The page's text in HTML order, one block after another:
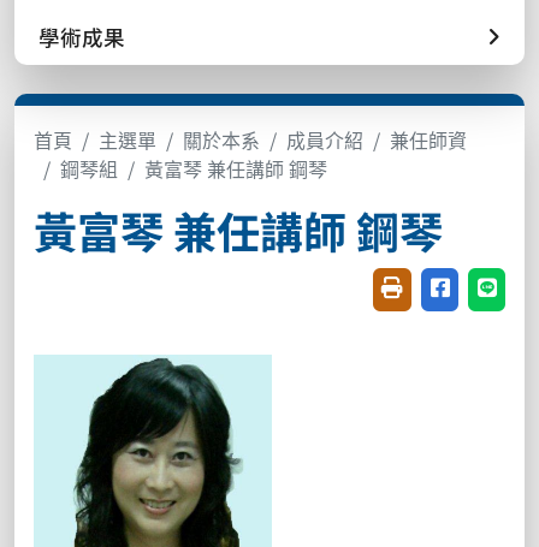
學術成果
首頁 主選單 關於本系 成員介紹
兼任師資
鋼琴組
黃富琴 兼任講師 鋼琴
黃富琴 兼任講師 鋼琴
友善列印(開新視
分享至臉書
分享